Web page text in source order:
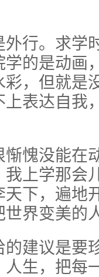
行。求学
的是动画
，但就是
上表达自我
愧没能在
上学那会
下，遍地
界变美的
建议是要
生，把每